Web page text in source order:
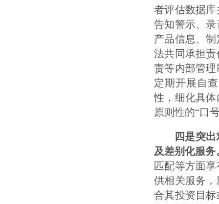
者评估数据
告知警示、
产品信息、
法共同承担
责等内部管
定期开展自
性，细化具
原则性的“口
四是突
及差别化服
匹配等方面
供相关服务
合其投资目